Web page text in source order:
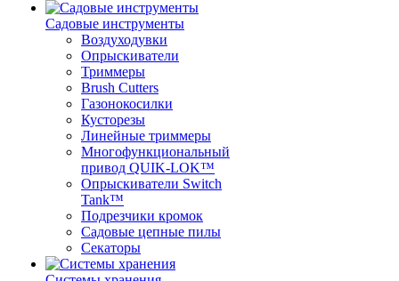
Садовые инструменты
Воздуходувки
Опрыскиватели
Триммеры
Brush Cutters
Газонокосилки
Кусторезы
Линейные триммеры
Многофункциональный
привод QUIK-LOK™
Опрыскиватели Switch
Tank™
Подрезчики кромок
Садовые цепные пилы
Секаторы